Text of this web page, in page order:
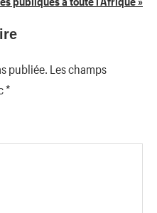
publiée. Les champs
*